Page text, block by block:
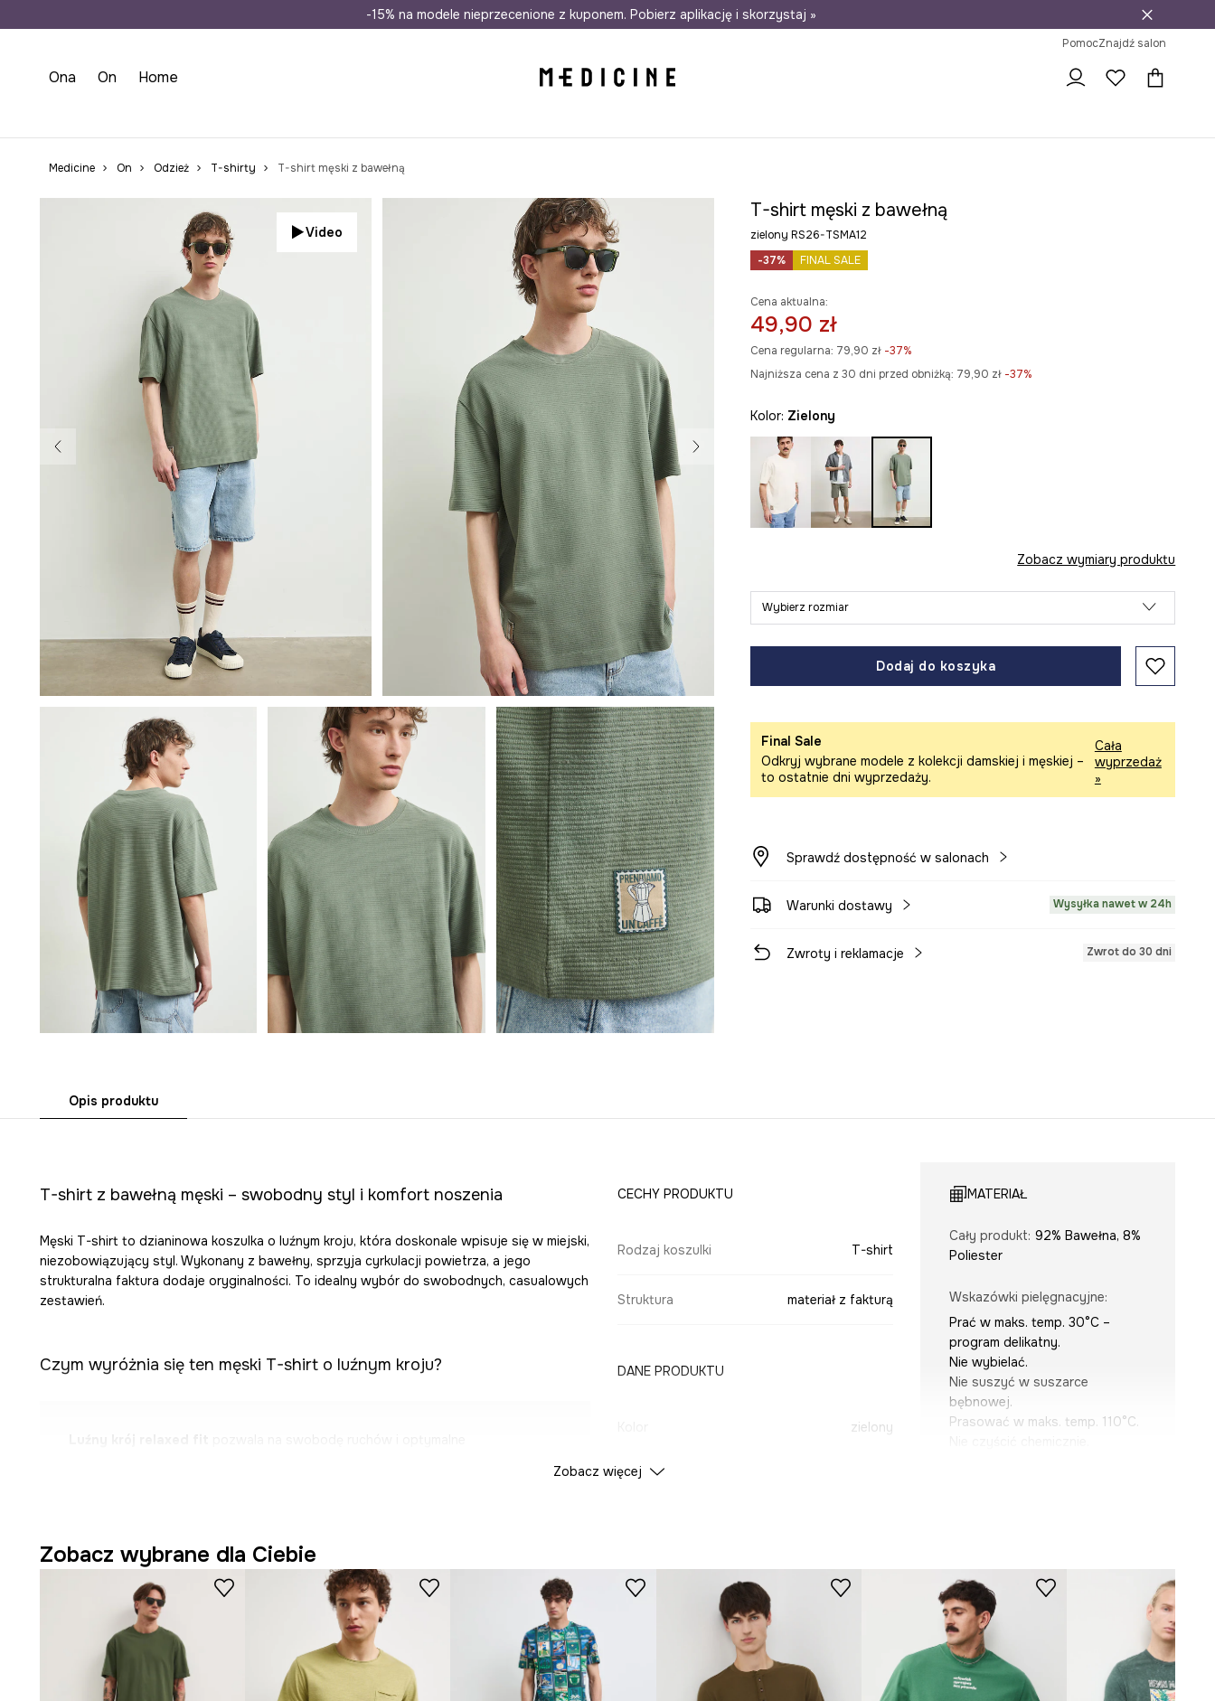
Wysyłka nawet w 24h Darmowa dostawa do salonów 30 dni na zwrot
-15% na modele nieprzecenione z kuponem. Pobierz aplikację i skorzystaj »
PomocZnajdź salon
Ona On Home
Medicine On Odzież T-shirty T-shirt męski z bawełną
Video
T-shirt męski z bawełną
zielony RS26-TSMA12
-37%
FINAL SALE
Cena aktualna:
49,90 zł
Cena regularna: 79,90 zł-37%
Najniższa cena z 30 dni przed obniżką: 79,90 zł -37%
Kolor: zielony
Zobacz wymiary produktu
Wybierz rozmiar
Dodaj do koszyka
Final Sale
Odkryj wybrane modele z kolekcji damskiej i męskiej –
to ostatnie dni wyprzedaży.
Cała
wyprzedaż
»
Sprawdź dostępność w salonach
Warunki dostawy Wysyłka nawet w 24h
Zwroty i reklamacje Zwrot do 30 dni
Opis produktu
T-shirt z bawełną męski – swobodny styl i komfort noszenia
Męski T-shirt to dzianinowa koszulka o luźnym kroju, która doskonale wpisuje się w miejski,
niezobowiązujący styl. Wykonany z bawełny, sprzyja cyrkulacji powietrza, a jego
strukturalna faktura dodaje oryginalności. To idealny wybór do swobodnych, casualowych
zestawień.
Czym wyróżnia się ten męski T-shirt o luźnym kroju?
Krótki rękaw z obniżoną linią ramiondodaje koszulce swobodnego,
nowoczesnego charakteru.
Okrągły dekolt podkreśla uniwersalność i ponadczasowy wygląd koszulki.
Materiał z fakturąwzbogaca wizualnie koszulkę, nadając jej unikatowego
wyglądu.
CECHY PRODUKTU
Rodzaj koszulki T-shirt
Struktura materiał z fakturą
DANE PRODUKTU
zielony
ID Produktu
MATERIAŁ
Cały produkt: 92% Bawełna, 8%
Poliester
Wskazówki pielęgnacyjne:
Prać w maks. temp. 30°C –
program delikatny.
Nie wybielać.
Nie suszyć w suszarce
bębnowej.
Prasować w maks. temp. 110°C.
Krój: relaxed fit
Rodzaj rękawa: z obniżoną linią
ramion
WYMIARY
Zobacz więcej
Zobacz wybrane dla Ciebie